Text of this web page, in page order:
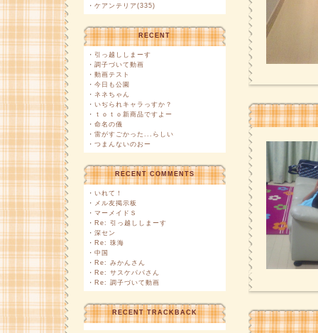
・ ケアンテリア(335)
RECENT
・ 引っ越ししまーす
・ 調子づいて動画
・ 動画テスト
・ 今日も公園
・ ネネちゃん
・ いぢられキャラっすか？
・
ｔｏｔｏ新商品ですよー
・ 命名の儀
・ 雷がすごかった...らしい
・ つまんないのおー
RECENT COMMENTS
・ いれて！
・ メル友掲示板
・ マーメイドＳ
・ Re: 引っ越ししまーす
・ 深セン
・ Re: 珠海
・ 中国
・ Re: みかんさん
・ Re: サスケパパさん
・ Re: 調子づいて動画
RECENT TRACKBACK